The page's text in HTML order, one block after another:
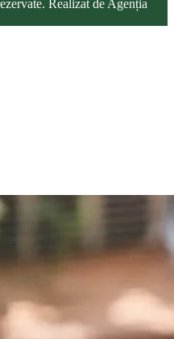
Realizat de Agenția